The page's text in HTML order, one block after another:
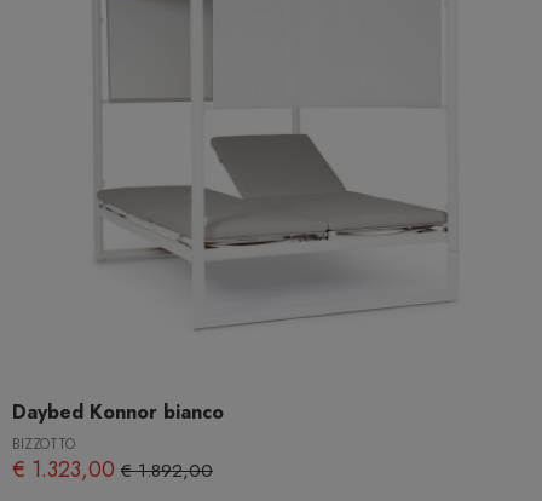
Daybed Konnor bianco
BIZZOTTO
€ 1.323,00 € 1.892,00